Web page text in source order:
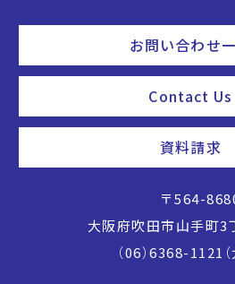
お問い合わせ
Contact Us
資料請求
〒564-
大阪府吹田市山手町3
（06）6368-1121（